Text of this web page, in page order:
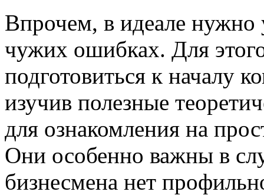
Впрочем, в идеале нужно
чужих ошибках. Для
подготовиться к началу
изучив полезные
для ознакомления на
Они особенно важны в
бизнесмена нет